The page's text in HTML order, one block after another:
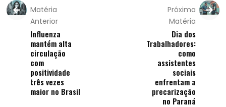
Matéria
Anterior
Influenza
mantém alta
circulação
com
positividade
três vezes
maior no Brasil
Próxima
Matéria
Dia dos
Trabalhadores:
como
assistentes
sociais
enfrentam a
precarização
no Paraná